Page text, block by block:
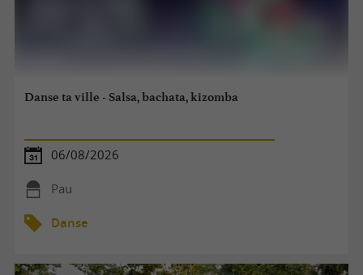
Danse ta ville - Salsa, bachata, kizomba
06/08/2026
Pau
Danse